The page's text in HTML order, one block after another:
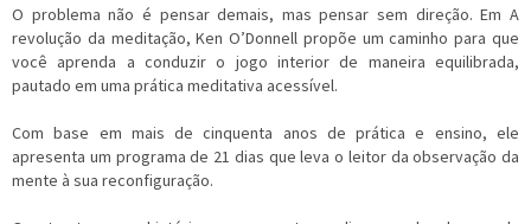
O problema não é pensar demais, mas pensar sem direção. Em A
revolução da meditação, Ken O’Donnell propõe um caminho para que
você aprenda a conduzir o jogo interior de maneira equilibrada,
pautado em uma prática meditativa acessível.
Com base em mais de cinquenta anos de prática e ensino, ele
apresenta um programa de 21 dias que leva o leitor da observação da
mente à sua reconfiguração.